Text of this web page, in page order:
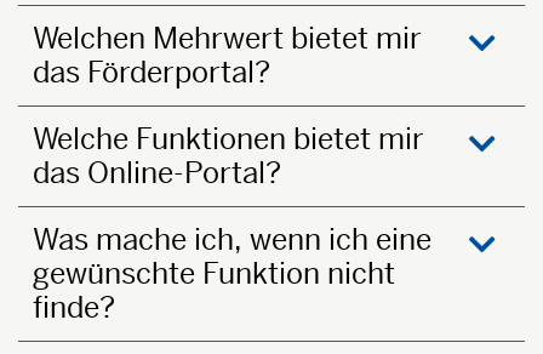
Welchen Mehrwert bietet mir
das Förderportal?
Welche Funktionen bietet mir
das Online-Portal?
Was mache ich, wenn ich eine
gewünschte Funktion nicht
finde?